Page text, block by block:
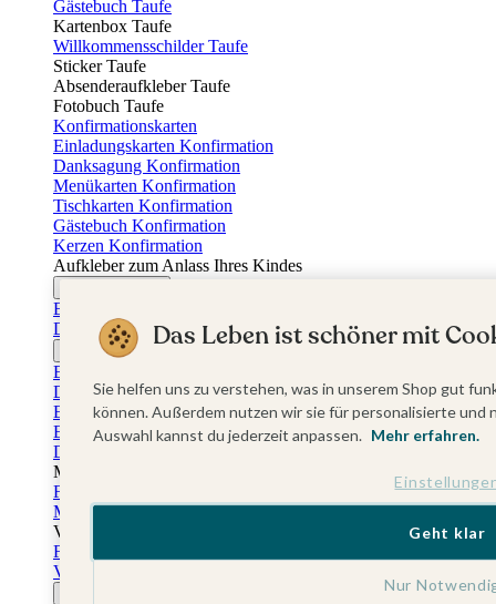
Gästebuch Taufe
Kartenbox Taufe
Willkommensschilder Taufe
Sticker Taufe
Absenderaufkleber Taufe
Fotobuch Taufe
Konfirmationskarten
Einladungskarten Konfirmation
Danksagung Konfirmation
Menükarten Konfirmation
Tischkarten Konfirmation
Gästebuch Konfirmation
Kerzen Konfirmation
Aufkleber zum Anlass Ihres Kindes
Einladungskarten Firmung
Dankeskarten Firmung
Jugendweihekarten
Einladungskarten Jugendweihe
Dankeskarten Jugendweihe
Einschulungskarten
Einladungskarten Einschulung
Danksagung Einschulung
Muttertag
Fotogeschenke Muttertag
Muttertagskarten
Vatertag
Fotogeschenke Vatertag
Vatertagskarten
Das Leben ist schöner mit
Sie helfen uns zu verstehen, was in unserem Shop gut
können. Außerdem nutzen wir sie für personalisierte
Auswahl kannst du jederzeit anpassen. Mehr erfahren.
Nur
Geht klar